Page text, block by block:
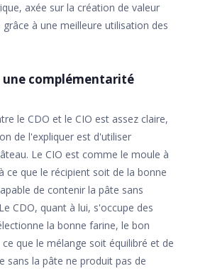
axée sur la création de valeur
à une meilleure utilisation des
une complémentarité
le CDO et le CIO est assez claire,
de l'expliquer est d'utiliser
Le CIO est comme le moule à
ce que le récipient soit de la bonne
de contenir la pâte sans
CDO, quant à lui, s'occupe des
la bonne farine, le bon
que le mélange soit équilibré et de
sans la pâte ne produit pas de